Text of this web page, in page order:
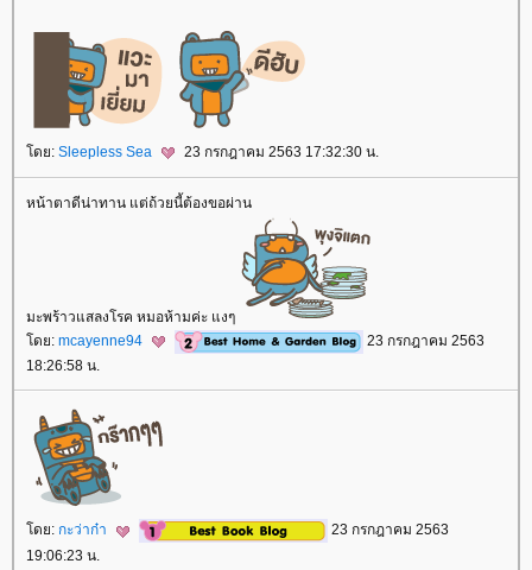
ดย: Sleepless Sea 23 กรกฎาคม 2563 17:32:30 น.
หน้าตาดีน่าทาน แต่ถ้วยนี้ต้องขอผ่าน
มะพร้าวแสลงโรค หมอห้ามค่ะ แงๆ
ดย: mcayenne94
23 กรกฎาคม 2563
18:26:58 น.
ดย: กะว่าก๋า
23 กรกฎาคม 2563
19:06:23 น.